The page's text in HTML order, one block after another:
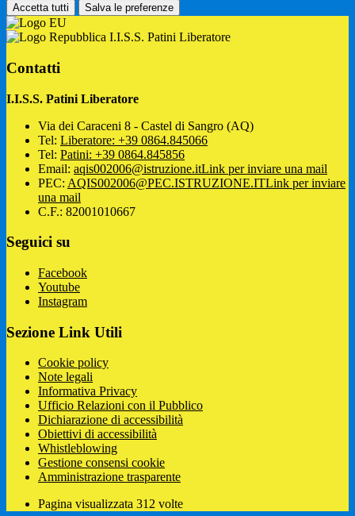
Accetta tutti Salva le preferenze
I.I.S.S. Patini Liberatore
Contatti
I.I.S.S. Patini Liberatore
Via dei Caraceni 8 - Castel di Sangro (AQ)
Tel: Liberatore: +39 0864.845066
Tel: Patini: +39 0864.845856
Email: aqis002006@istruzione.itLink per inviare una mail
PEC: AQIS002006@PEC.ISTRUZIONE.ITLink per inviare
una mail
C.F.: 82001010667
Seguici su
Facebook
Youtube
Instagram
Sezione Link Utili
Cookie policy
Note legali
Informativa Privacy
Ufficio Relazioni con il Pubblico
Dichiarazione di accessibilità
Obiettivi di accessibilità
Whistleblowing
Gestione consensi cookie
Amministrazione trasparente
Pagina visualizzata 312 volte